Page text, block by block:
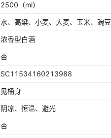
2500 （ml）
水、高粱、小麦、大麦、玉米、豌豆
浓香型白酒
否
SC11534160213988
见桶身
阴凉、恒温、避光
否